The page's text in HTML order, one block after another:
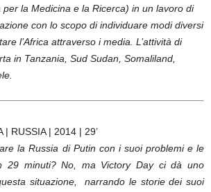
la Medicina e la Ricerca) in un lavoro di
con lo scopo di individuare modi diversi
l’Africa attraverso i media. L’attività di
in Tanzania, Sud Sudan, Somaliland,
| RUSSIA | 2014 | 29’
la Russia di Putin con i suoi problemi e le
29 minuti? No, ma Victory Day ci dà uno
situazione, narrando le storie dei suoi